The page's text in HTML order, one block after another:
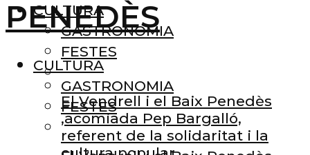
CULTURA
GASTRONOMIA
FESTES
El Vendrell i el Baix Penedès
,acomiada Pep Bargalló,
referent de la solidaritat i la
CULTURA
GASTRONOMIA
FESTES